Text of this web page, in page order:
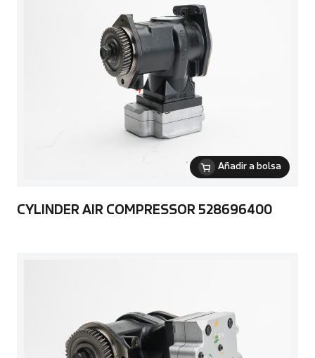
Añadir a bolsa
CYLINDER AIR COMPRESSOR 528696400